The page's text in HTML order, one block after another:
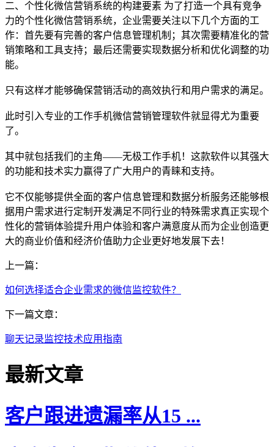
二、个性化微信营销系统的构建要素 为了打造一个具有竞争
力的个性化微信营销系统，企业需要关注以下几个方面的工
作：首先要有完善的客户信息管理机制；其次需要精准化的营
销策略和工具支持；最后还需要实现数据分析和优化调整的功
能。
只有这样才能够确保营销活动的高效执行和用户需求的满足。
此时引入专业的工作手机微信营销管理软件就显得尤为重要
了。
其中就包括我们的主角——无极工作手机！这款软件以其强大
的功能和技术实力赢得了广大用户的青睐和支持。
它不仅能够提供全面的客户信息管理和数据分析服务还能够根
据用户需求进行定制开发满足不同行业的特殊需求真正实现个
性化的营销体验提升用户体验和客户满意度从而为企业创造更
大的商业价值和经济价值助力企业更好地发展下去！
上一篇：
如何选择适合企业需求的微信监控软件？
下一篇文章：
聊天记录监控技术应用指南
最新文章
客户跟进遗漏率从15 ...